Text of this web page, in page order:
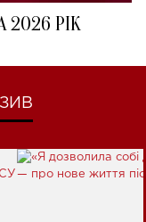
2026 РІК